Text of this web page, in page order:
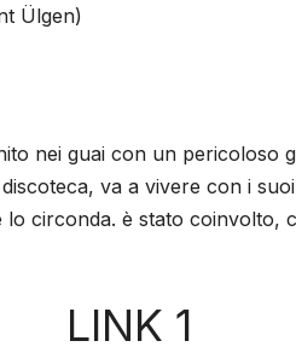
Ülgen)
nei guai con un
va a vivere con i
circonda. è stato coinvolto,
LINK 1